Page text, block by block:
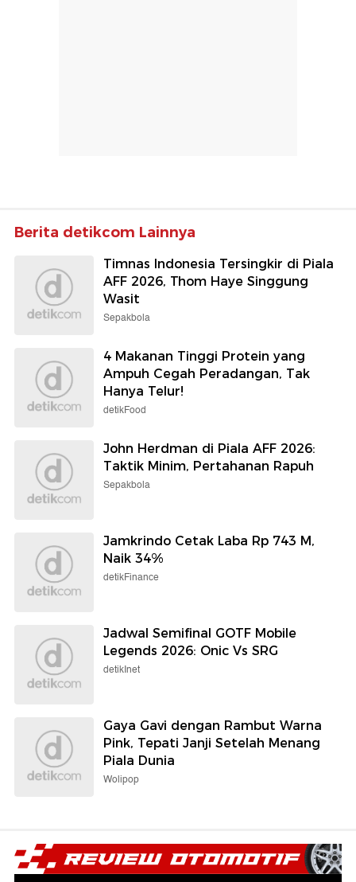
Berita detikcom Lainnya
Timnas Indonesia Tersingkir di Piala
AFF 2026, Thom Haye Singgung
Wasit
Sepakbola
4 Makanan Tinggi Protein yang
Ampuh Cegah Peradangan, Tak
Hanya Telur!
detikFood
John Herdman di Piala AFF 2026:
Taktik Minim, Pertahanan Rapuh
Sepakbola
Jamkrindo Cetak Laba Rp 743 M,
Naik 34%
detikFinance
Jadwal Semifinal GOTF Mobile
Legends 2026: Onic Vs SRG
detikInet
Gaya Gavi dengan Rambut Warna
Pink, Tepati Janji Setelah Menang
Piala Dunia
Wolipop